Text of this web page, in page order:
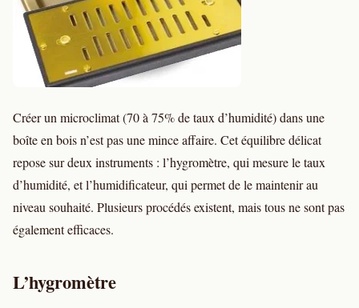
Créer un microclimat (70 à 75% de taux d’humidité) dans une
boîte en bois n’est pas une mince affaire. Cet équilibre délicat
repose sur deux instruments : l’hygromètre, qui mesure le taux
d’humidité, et l’humidificateur, qui permet de le maintenir au
niveau souhaité. Plusieurs procédés existent, mais tous ne sont pas
également efficaces.
L’hygromètre